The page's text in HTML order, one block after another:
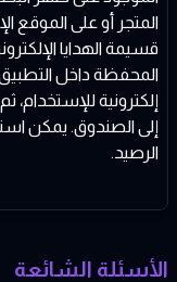
المتجر أو على الموقع
قسيمة الهدايا
المحفظة داخل
إلكترونية
إلى الصندوق. يمكن
الرصيد.
الأسئلة الشائعة